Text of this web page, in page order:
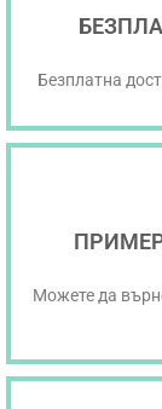
Безплатна
Можете да